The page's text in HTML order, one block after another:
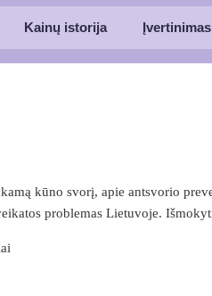
Kainų istorija Įvertinimas
kūno svorį, apie antsvorio
problemas Lietuvoje.